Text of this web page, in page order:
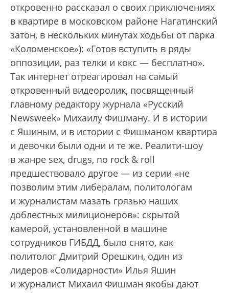
откровенно рассказал о своих приключениях
в квартире в московском районе Нагатинский
затон, в нескольких минутах ходьбы от парка
«Коломенское»): «Готов вступить в ряды
оппозиции, раз телки и кокс — бесплатно».
Так интернет отреагировал на самый
откровенный видеоролик, посвященный
главному редактору журнала «Русский
Newsweek» Михаилу Фишману. И в истории
с Яшиным, и в истории с Фишманом квартира
и девочки были одни и те же. Реалити-шоу
в жанре sex, drugs, no rock & roll
предшествовало другое — из серии «не
позволим этим либералам, политологам
и журналистам мазать грязью наших
доблестных милиционеров»: скрытой
камерой, установленной в машине
сотрудников ГИБДД, было снято, как
политолог Дмитрий Орешкин, один из
лидеров «Солидарности» Илья Яшин
и журналист Михаил Фишман якобы дают